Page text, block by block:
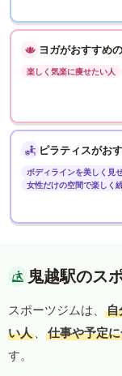
ヨガがおすすめ
楽しく気楽に痩せたい人
ピラティスがお
ボディラインを美しく見
女性だけの空間で楽しく
鬼越駅のス
スポーツジムは、
自
い人 、 仕事や予定
す。